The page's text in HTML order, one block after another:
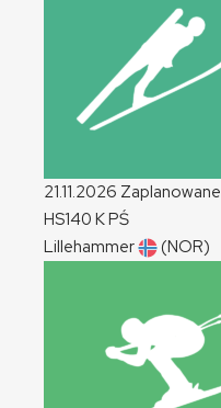
21.11.2026 Zaplanowane
HS140 KPŚ
Lillehammer
(NOR)